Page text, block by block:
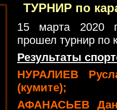
ТУРНИР по
15 марта 2020
прошел турнир по
Результаты
НУРАЛИЕВ
(кумите);
АФАНАСЬЕВ